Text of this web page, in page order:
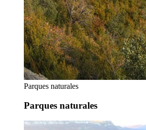
Parques naturales
Parques naturales